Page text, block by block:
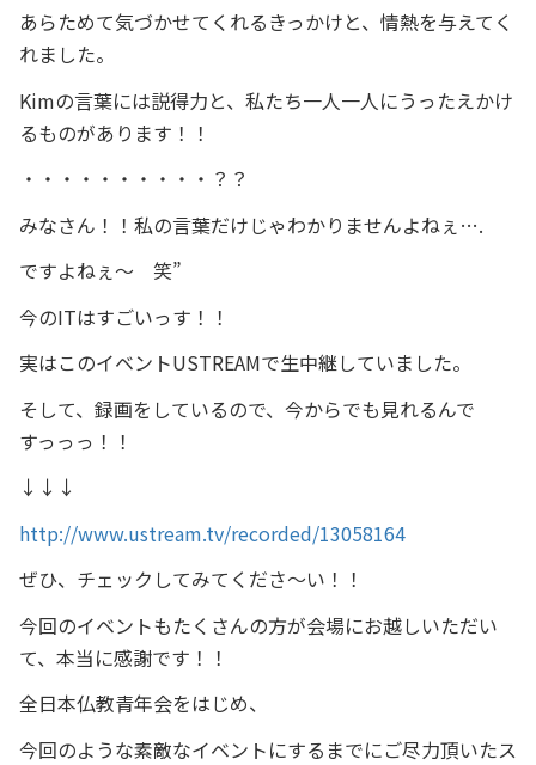
あらためて気づかせてくれるきっかけと、情熱を与えてく
れました。
Kimの言葉には説得力と、私たち一人一人にうったえかけ
るものがあります！！
・・・・・・・・・・？？
みなさん！！私の言葉だけじゃわかりませんよねぇ….
ですよねぇ～ 笑”
今のITはすごいっす！！
実はこのイベントUSTREAMで生中継していました。
そして、録画をしているので、今からでも見れるんで
すっっっ！！
↓↓↓
http://www.ustream.tv/recorded/13058164
ぜひ、チェックしてみてくださ～い！！
今回のイベントもたくさんの方が会場にお越しいただい
て、本当に感謝です！！
全日本仏教青年会をはじめ、
今回のような素敵なイベントにするまでにご尽力頂いたス